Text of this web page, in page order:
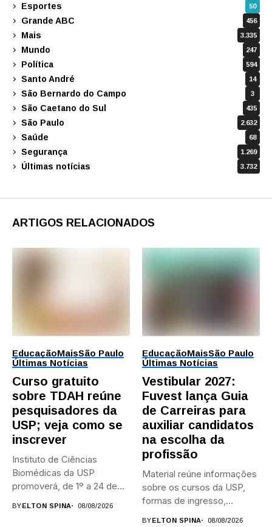
Esportes 50
Grande ABC 456
Mais 3.335
Mundo 247
Política 594
Santo André 14
São Bernardo do Campo 3
São Caetano do Sul 435
São Paulo 2.632
Saúde 68
Segurança 1.269
Últimas notícias 3.732
ARTIGOS RELACIONADOS
EducaçãoMaisSão Paulo
Últimas Notícias
Curso gratuito
sobre TDAH reúne
pesquisadores da
USP; veja como se
inscrever
Instituto de Ciências
Biomédicas da USP
promoverá, de 1º a 24 de...
BYELTON SPINA 08/08/2026
EducaçãoMaisSão Paulo
Últimas Notícias
Vestibular 2027:
Fuvest lança Guia
de Carreiras para
auxiliar candidatos
na escolha da
profissão
Material reúne informações
sobre os cursos da USP,
formas de ingresso,
BYELTON SPINA 08/08/2026